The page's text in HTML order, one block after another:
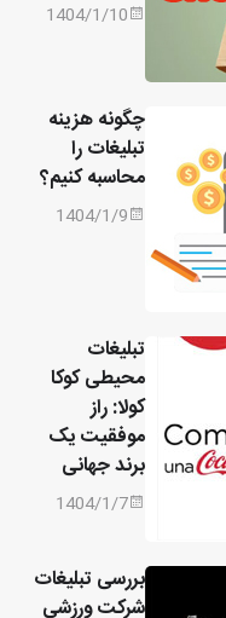
1404/1/10
چگونه هزینه
تبلیغات را
محاسبه کنیم؟
1404/1/9
تبلیغات
محیطی کوکا
کولا: راز
موفقیت یک
برند جهانی
1404/1/7
بررسی تبلیغات
شرکت ورزشی